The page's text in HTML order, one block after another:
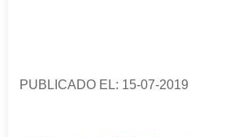
PUBLICADO EL: 15-07-2019